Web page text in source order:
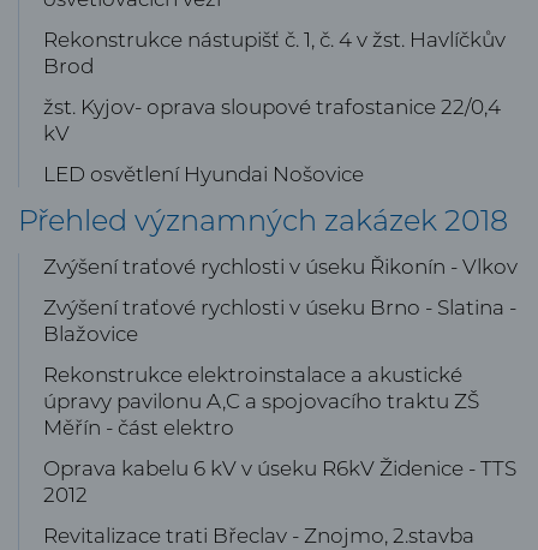
Rekonstrukce nástupišť č. 1, č. 4 v žst. Havlíčkův
Brod
žst. Kyjov- oprava sloupové trafostanice 22/0,4
kV
LED osvětlení Hyundai Nošovice
Přehled významných zakázek 2018
Zvýšení traťové rychlosti v úseku Řikonín - Vlkov
Zvýšení traťové rychlosti v úseku Brno - Slatina -
Blažovice
Rekonstrukce elektroinstalace a akustické
úpravy pavilonu A,C a spojovacího traktu ZŠ
Měřín - část elektro
Oprava kabelu 6 kV v úseku R6kV Židenice - TTS
2012
Revitalizace trati Břeclav - Znojmo, 2.stavba